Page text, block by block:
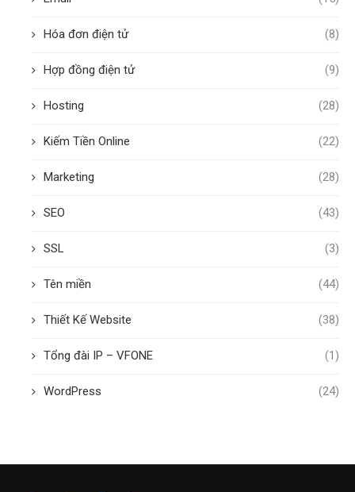
Hóa đơn điện tử (8)
Hợp đồng điện tử (9)
Hosting (28)
Kiếm Tiền Online (22)
Marketing (28)
SEO (43)
SSL (3)
Tên miền (44)
Thiết Kế Website (38)
Tổng đài IP – VFONE (1)
WordPress (24)